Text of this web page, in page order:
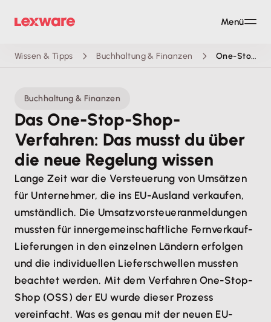
Wissen & Tipps Buchhaltung & Finanzen One-Stop-Shop
Buchhaltung & Finanzen
Das One-Stop-Shop-
Verfahren: Das musst du über
die neue Regelung wissen
Lange Zeit war die Versteuerung von Umsätzen
für Unternehmer, die ins EU-Ausland verkaufen,
umständlich. Die Umsatzvorsteueranmeldungen
mussten für innergemeinschaftliche Fernverkauf-
Lieferungen in den einzelnen Ländern erfolgen
und die individuellen Lieferschwellen mussten
beachtet werden. Mit dem Verfahren One-Stop-
Shop (OSS) der EU wurde dieser Prozess
vereinfacht. Was es genau mit der neuen EU-
Menü